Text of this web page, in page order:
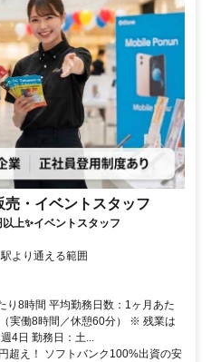
・イベントスタッフ
上✨イベントスタッフ
より通える範囲
り8時間 平均勤務日数：1ヶ月あた
実働8時間／休憩60分） ※ 残業は
4日 勤務日：土...
超え！ ソフトバンク100%出資の安